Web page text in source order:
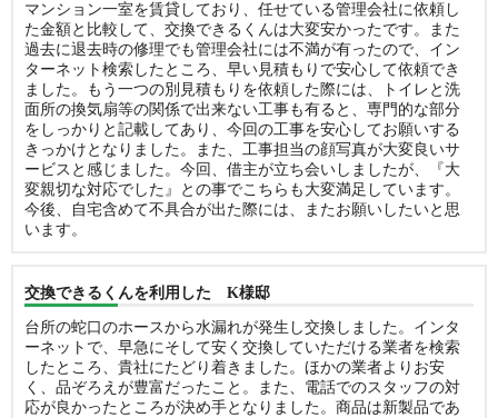
マンション一室を賃貸しており、任せている管理会社に依頼し
た金額と比較して、交換できるくんは大変安かったです。また
過去に退去時の修理でも管理会社には不満が有ったので、イン
ターネット検索したところ、早い見積もりで安心して依頼でき
ました。もう一つの別見積もりを依頼した際には、トイレと洗
面所の換気扇等の関係で出来ない工事も有ると、専門的な部分
をしっかりと記載してあり、今回の工事を安心してお願いする
きっかけとなりました。また、工事担当の顔写真が大変良いサ
ービスと感じました。今回、借主が立ち会いしましたが、『大
変親切な対応でした』との事でこちらも大変満足しています。
今後、自宅含めて不具合が出た際には、またお願いしたいと思
います。
交換できるくんを利用した K様邸
台所の蛇口のホースから水漏れが発生し交換しました。インタ
ーネットで、早急にそして安く交換していただける業者を検索
したところ、貴社にたどり着きました。ほかの業者よりお安
く、品ぞろえが豊富だったこと。また、電話でのスタッフの対
応が良かったところが決め手となりました。商品は新製品であ